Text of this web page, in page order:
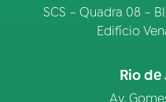
SCS – Quadra 08 –
Edifício
Rio de